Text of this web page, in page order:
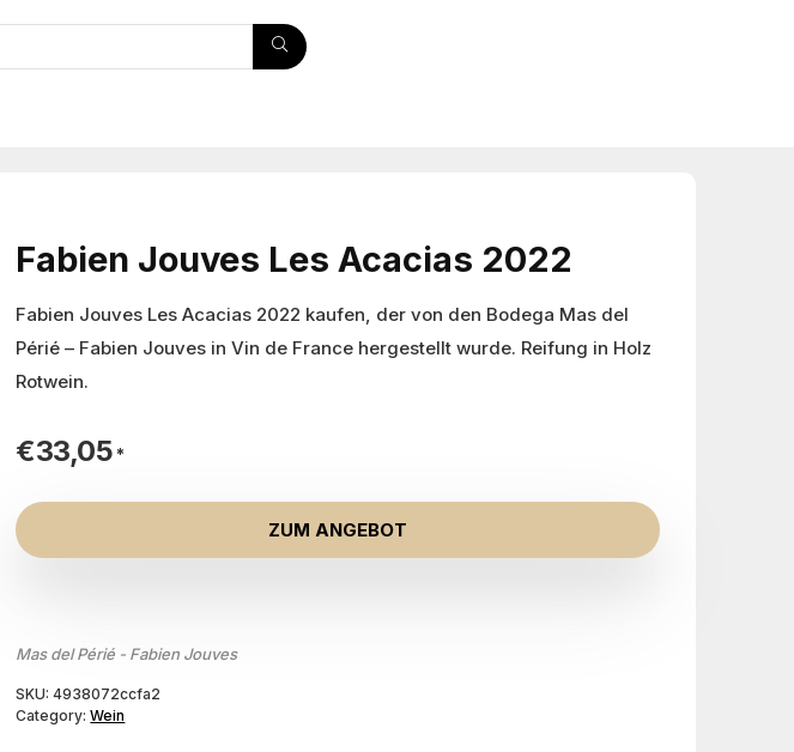
Fabien Jouves Les Acacias 2022
Fabien Jouves Les Acacias 2022 kaufen, der von den Bodega Mas del
Périé – Fabien Jouves in Vin de France hergestellt wurde. Reifung in Holz
Rotwein.
€33,05
ZUM ANGEBOT
Mas del Périé - Fabien Jouves
SKU:4938072ccfa2
Category:Wein